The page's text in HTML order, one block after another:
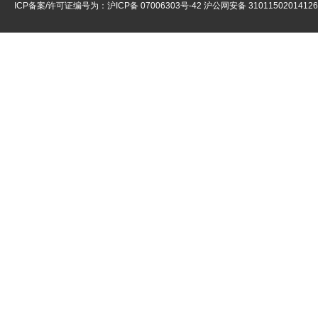
ICP备案/许可证编号为： 沪ICP备 07006303号-42 沪公网安备